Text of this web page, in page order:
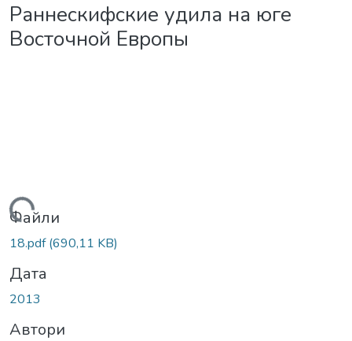
Раннескифские удила на юге
Восточной Европы
Файли
18.pdf(690,11 KB)
Дата
2013
Автори